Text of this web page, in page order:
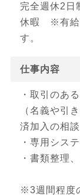
完全週休2日
休暇 ※有給
す。
仕事内容
・取引のあ
（名義や引
済加入の相談
・専用シス
・書類整理
※3週間程度